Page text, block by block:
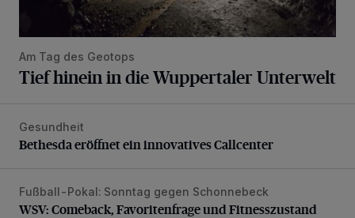
Am Tag des Geotops
Tief hinein in die Wuppertaler Unterwelt
Bethesda eröffnet ein innovatives Callcenter
Gesundheit
Bethesda eröffnet ein innovatives Callcenter
WSV: Comeback, Favoritenfrage und Fitnesszustand
Fußball-Pokal: Sonntag gegen Schonnebeck
WSV: Comeback, Favoritenfrage und Fitnesszustand